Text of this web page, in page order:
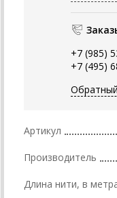
+7 (985)
+7 (495)
Артикул
Производитель
Длина нити, в